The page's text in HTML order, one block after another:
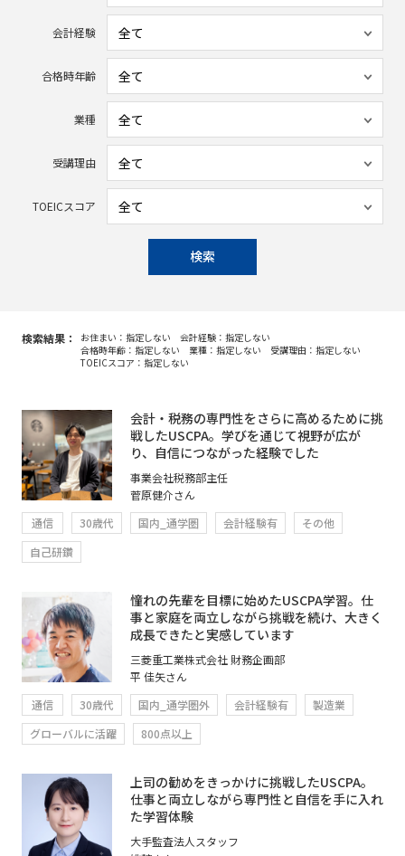
会計経験
合格時年齢
業種
受講理由
TOEICスコア
検索
検索結果： お住まい：指定しない
会計経験：指定しない
合格時年齢：指定しない
業種：指定しない
受講理由：指定しない
TOEICスコア：指定しない
会計・税務の専門性をさらに高めるために挑
戦したUSCPA。学びを通じて視野が広が
り、自信につながった経験でした
事業会社税務部主任
菅原健介さん
通信
30歳代 国内_通学圏 会計経験有
その他
自己研鑽
憧れの先輩を目標に始めたUSCPA学習。仕
事と家庭を両立しながら挑戦を続け、大きく
成長できたと実感しています
三菱重工業株式会社 財務企画部
平 佳矢さん
通信
30歳代 国内_通学圏外 会計経験有
製造業
グローバルに活躍
800点以上
上司の勧めをきっかけに挑戦したUSCPA。
仕事と両立しながら専門性と自信を手に入れ
た学習体験
大手監査法人スタッフ